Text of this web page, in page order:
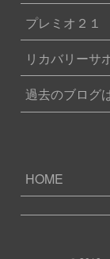
プレミオ２１
リカバリーサ
過去のブログ
HOME